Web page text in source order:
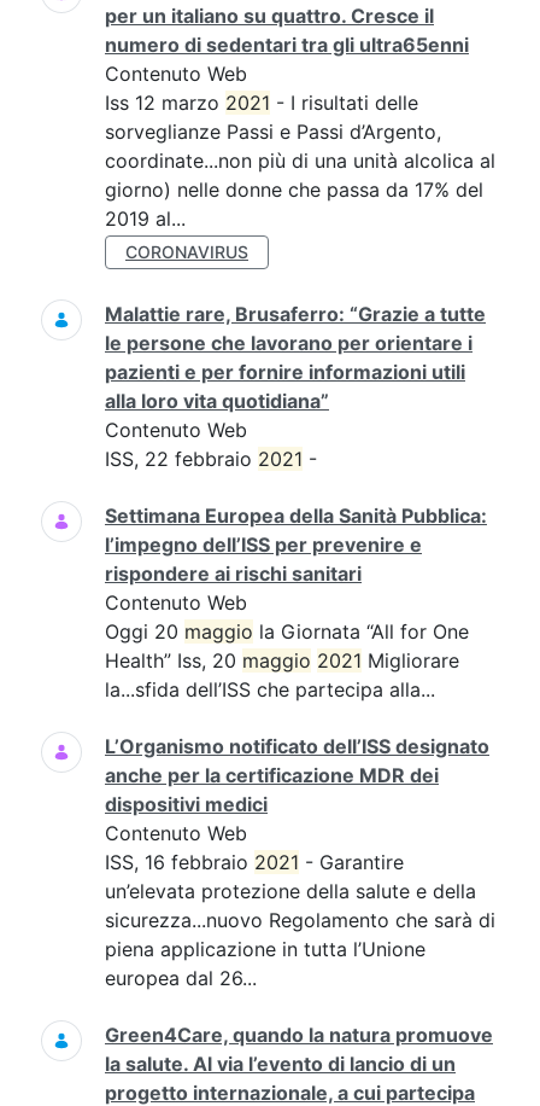
per un italiano su quattro. Cresce il
numero di sedentari tra gli ultra65enni
Contenuto Web
Iss 12 marzo 2021 - I risultati delle
sorveglianze Passi e Passi d’Argento,
coordinate...non più di una unità alcolica al
giorno) nelle donne che passa da 17% del
2019 al...
CORONAVIRUS
Malattie rare, Brusaferro: “Grazie a tutte
le persone che lavorano per orientare i
pazienti e per fornire informazioni utili
alla loro vita quotidiana”
Contenuto Web
ISS, 22 febbraio 2021 -
Settimana Europea della Sanità Pubblica:
l’impegno dell’ISS per prevenire e
rispondere ai rischi sanitari
Contenuto Web
Oggi 20 maggio la Giornata “All for One
Health” Iss, 20 maggio 2021 Migliorare
la...sfida dell’ISS che partecipa alla...
L’Organismo notificato dell’ISS designato
anche per la certificazione MDR dei
dispositivi medici
Contenuto Web
ISS, 16 febbraio 2021 - Garantire
un’elevata protezione della salute e della
sicurezza...nuovo Regolamento che sarà di
piena applicazione in tutta l’Unione
europea dal 26...
Green4Care, quando la natura promuove
la salute. Al via l’evento di lancio di un
progetto internazionale, a cui partecipa